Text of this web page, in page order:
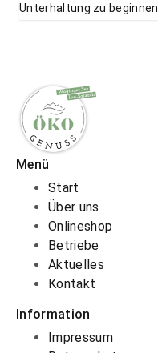
Unterhaltung zu beginnen
Menü
Start
Über uns
Onlineshop
Betriebe
Aktuelles
Kontakt
Information
Impressum